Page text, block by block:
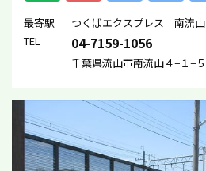
最寄駅
つくばエクスプレス 南流山
TEL
04-7159-1056
千葉県流山市南流山４−１−５